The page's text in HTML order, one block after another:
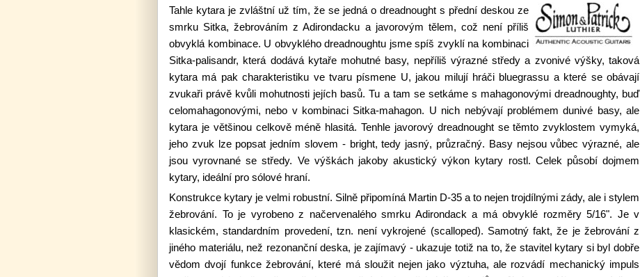
Tahle kytara je zvláštní už tím, že se jedná o dreadnought s přední deskou ze
smrku Sitka, žebrováním z Adirondacku a javorovým tělem, což není příliš
obvyklá kombinace. U obvyklého dreadnoughtu jsme spíš zvyklí na kombinaci
Sitka-palisandr, která dodává kytaře mohutné basy, nepříliš výrazné středy a zvonivé výšky, taková
kytara má pak charakteristiku ve tvaru písmene U, jakou milují hráči bluegrassu a které se obávají
zvukaři právě kvůli mohutnosti jejích basů. Tu a tam se setkáme s mahagonovými dreadnoughty, buď
celomahagonovými, nebo v kombinaci Sitka-mahagon. U nich nebývají problémem dunivé basy, ale
kytara je většinou celkově méně hlasitá. Tenhle javorový dreadnought se těmto zvyklostem vymyká,
jeho zvuk lze popsat jedním slovem - bright, tedy jasný, průzračný. Basy nejsou vůbec výrazné, ale
jsou vyrovnané se středy. Ve výškách jakoby akustický výkon kytary rostl. Celek působí dojmem
kytary, ideální pro sólové hraní.
Konstrukce kytary je velmi robustní. Silně připomíná Martin D-35 a to nejen trojdílnými zády, ale i stylem
žebrování. To je vyrobeno z načervenalého smrku Adirondack a má obvyklé rozměry 5/16". Je v
klasickém, standardním provedení, tzn. není vykrojené (scalloped). Samotný fakt, že je žebrování z
jiného materiálu, než rezonanční deska, je zajímavý - ukazuje totiž na to, že stavitel kytary si byl dobře
vědom dvojí funkce žebrování, které má sloužit nejen jako výztuha, ale rozvádí mechanický impuls